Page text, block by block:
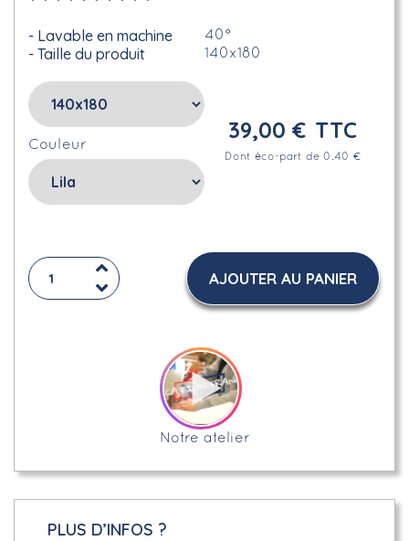
Lavable en machine 40°
Taille du produit 140x180
Couleur
39,00 € TTC
Dont éco-part de 0.40 €
AJOUTER AU PANIER
Notre atelier
PLUS D’INFOS ?